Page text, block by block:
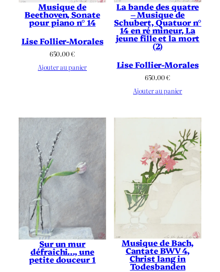
Musique de
Beethoven, Sonate
pour piano n° 14
Lise Follier-Morales
650.00€
Ajouter au panier
La bande des quatre
– Musique de
Schubert, Quatuor n°
14 en ré mineur, La
jeune fille et la mort
(2)
Lise Follier-Morales
650.00€
Ajouter au panier
Sur un mur
défraîchi…, une
petite douceur 1
Musique de Bach,
Cantate BWV 4,
Christ lang in
Todesbanden